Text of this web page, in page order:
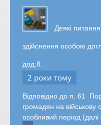
Деякі
здійснення особою
дод.8.
2 роки тому
Відповідно до п. 61
громадян на військову
особливий період